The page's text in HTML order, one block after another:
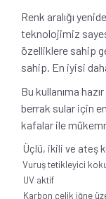
Renk aralığı
teknolojimiz
özelliklere sahip
sahip. En iyisi
Bu kullanıma
berrak sular için
kafalar ile
Üçlü, ikili ve ateş
Vuruş tetikleyici
UV aktif
Karbon çelik iğne